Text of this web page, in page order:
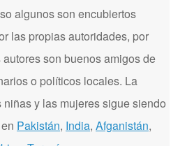
algunos son encubiertos
las propias autoridades, por
son buenos amigos de
o políticos locales. La
y las mujeres sigue siendo
Pakistán, India, Afganistán,